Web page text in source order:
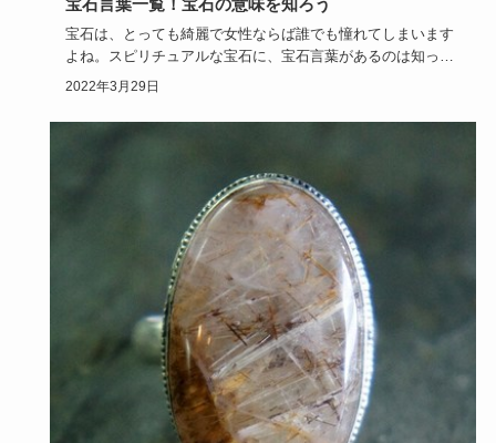
宝石言葉一覧！宝石の意味を知ろう
宝石は、とっても綺麗で女性ならば誰でも憧れてしまいます
よね。スピリチュアルな宝石に、宝石言葉があるのは知って
いますか？宝石…
2022年3月29日